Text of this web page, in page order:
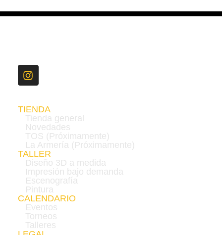
TIENDA
Tienda general
Novedades
TOS (Próximamente)
La Armería (Próximamente)
TALLER
Diseño 3D a medida
Impresión bajo demanda
Escenografía
Pintura
CALENDARIO
Eventos
Torneos
Talleres